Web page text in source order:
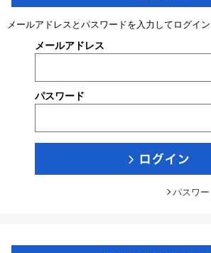
メールアドレスとパスワードを入力してログイン
メールアドレス
パスワード
パスワ